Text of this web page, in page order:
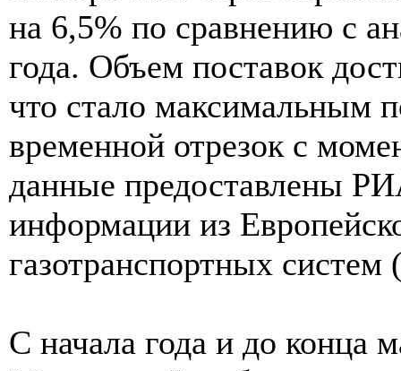
на 6,5% по сравнению с
года. Объем поставок
что стало максимальным
временной отрезок с
данные предоставлены
информации из
газотранспортных систем
С начала года и до конца